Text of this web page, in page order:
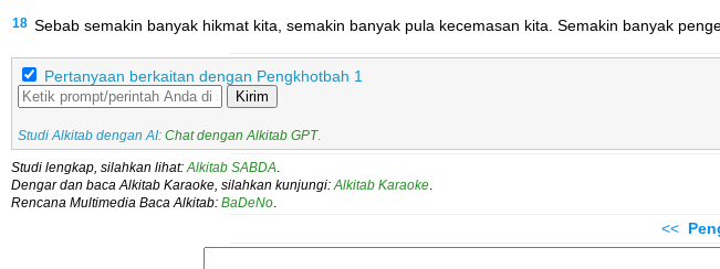
18 Sebab semakin banyak hikmat kita, semakin banyak pula kecemasan kita. Semakin banyak
Pertanyaan berkaitan dengan Pengkhotbah 1
Kirim
Studi Alkitab dengan AI: Chat dengan Alkitab GPT.
Studi lengkap, silahkan lihat: Alkitab SABDA
Dengar dan baca Alkitab Karaoke, silahkan kunjungi: Alkitab Karaoke
Rencana Multimedia Baca Alkitab: BaDeNo
<<